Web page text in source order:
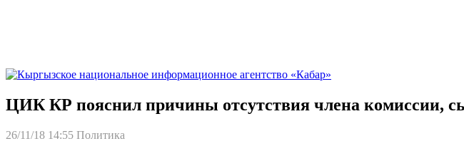
ЦИК КР пояснил причины отсутствия члена комиссии,
26/11/18 14:55 Политика